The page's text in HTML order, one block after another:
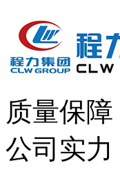
质量保障
公司实力